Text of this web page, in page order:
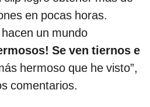
en pocas horas.
un mundo
Se ven tiernos e
hermoso que he visto”,
comentarios.